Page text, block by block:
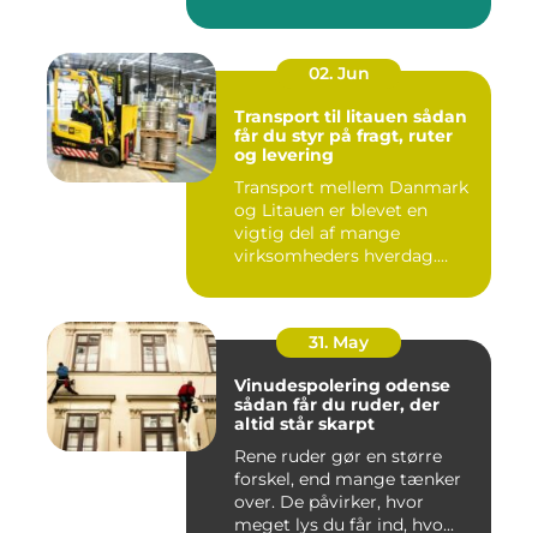
02. Jun
Transport til litauen sådan
får du styr på fragt, ruter
og levering
Transport mellem Danmark
og Litauen er blevet en
vigtig del af mange
virksomheders hverdag.
31. May
Vinudespolering odense
sådan får du ruder, der
altid står skarpt
Rene ruder gør en større
forskel, end mange tænker
over. De påvirker, hvor
meget lys du får ind, hvo...